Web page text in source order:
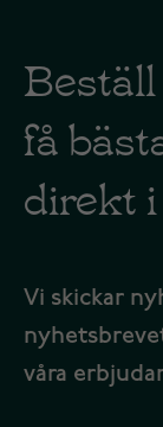
få
direkt
Vi skickar
våra